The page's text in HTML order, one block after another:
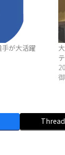
が大活躍